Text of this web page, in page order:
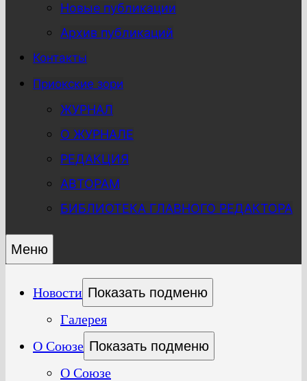
Новые публикации
Архив публикаций
Контакты
Приокские зори
ЖУРНАЛ
О ЖУРНАЛЕ
РЕДАКЦИЯ
АВТОРАМ
БИБЛИОТЕКА ГЛАВНОГО РЕДАКТОРА
Меню
Новости Показать подменю
Галерея
О Союзе Показать подменю
О Союзе